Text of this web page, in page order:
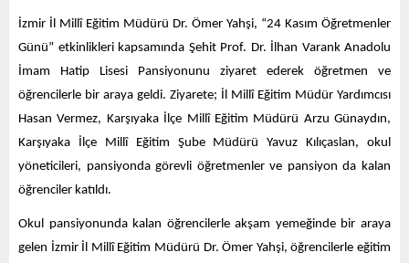
İzmir İl Millî Eğitim Müdürü Dr. Ömer Yahşi, “24 Kasım Öğretmenler
Günü” etkinlikleri kapsamında Şehit Prof. Dr. İlhan Varank Anadolu
İmam Hatip Lisesi Pansiyonunu ziyaret ederek öğretmen ve
öğrencilerle bir araya geldi. Ziyarete; İl Millî Eğitim Müdür Yardımcısı
Hasan Vermez, Karşıyaka İlçe Millî Eğitim Müdürü Arzu Günaydın,
Karşıyaka İlçe Millî Eğitim Şube Müdürü Yavuz Kılıçaslan, okul
yöneticileri, pansiyonda görevli öğretmenler ve pansiyon da kalan
öğrenciler katıldı.
Okul pansiyonunda kalan öğrencilerle akşam yemeğinde bir araya
gelen İzmir İl Millî Eğitim Müdürü Dr. Ömer Yahşi, öğrencilerle eğitim